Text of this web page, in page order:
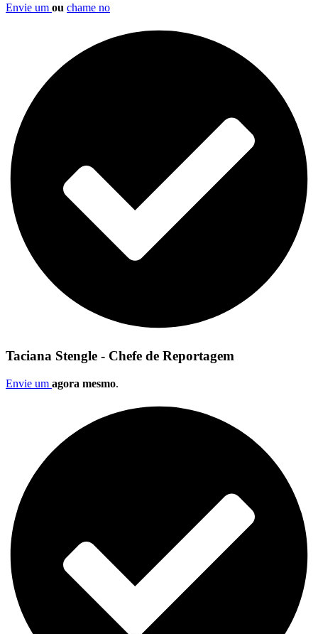
Envie um ou chame no
Taciana Stengle - Chefe de Reportagem
Envie um agora mesmo.